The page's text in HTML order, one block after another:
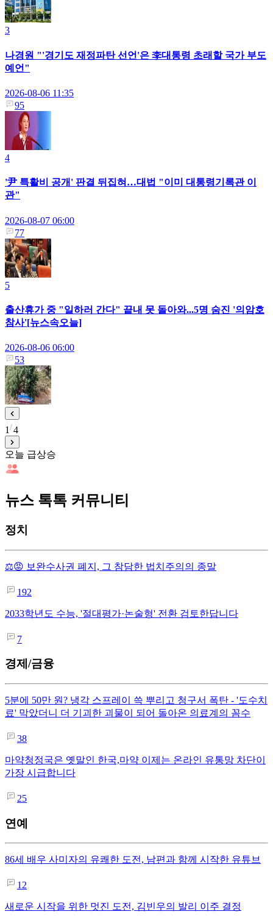
3
나경원 "'경기도 재정파탄 선언'은 李대통령 초래할 국가 부도
예언"
2026-08-06 11:35
95
4
'尹 특활비 공개' 판결 뒤집혀…대법 "이미 대통령기록관 이
관"
2026-08-07 06:00
77
5
출산휴가 중 "일하러 간다" 끝내 못 돌아와...5명 숨진 '의암호
참사'[뉴스속오늘]
2026-08-06 06:00
53
1 4
오늘 급상승
뉴스 톡톡 커뮤니티
정치
⚖️😡 보완수사권 폐지, 그 참담한 법치주의의 종말
192
2033학년도 수능, '절대평가·논술형' 전환 검토한답니다
7
경제/금융
5분에 50만 원? 냉각 스프레이 쓱 뿌리고 청구서 폭탄 - '도수치
료' 막았더니 더 기괴한 괴물이 되어 돌아온 의료계의 꼼수
38
마약청정국은 옛말인 한국,마약 이제는 온라인 유통망 차단이
가장 시급합니다
25
연예
86세 배우 사미자의 유쾌한 도전, 남편과 함께 시작한 유튜브
12
새로운 시작을 위한 멋진 도전, 김빈우의 발리 이주 결정